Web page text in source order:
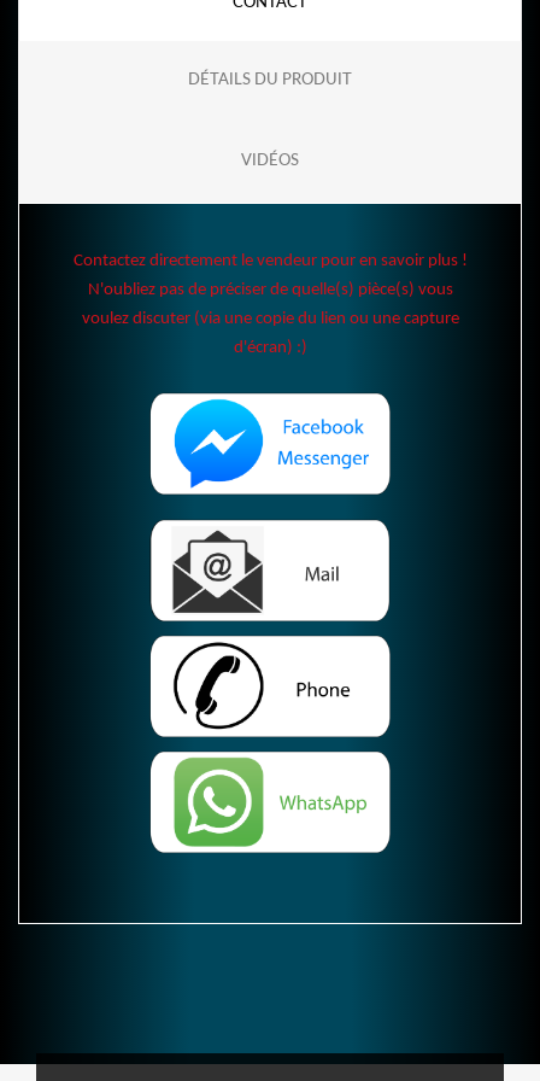
DÉTAILS DU PRODUIT
VIDÉOS
Contactez directement le vendeur pour en savoir plus !
N'oubliez pas de préciser de quelle(s) pièce(s) vous
voulez discuter (via une copie du lien ou une capture
d'écran) :)